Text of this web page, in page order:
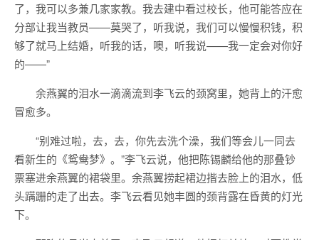
了，我可以多兼几家家教。我去建中看过校长，他可能答应在
分部让我当教员——莫哭了，听我说，我们可以慢慢积钱，积
够了就马上结婚，听我的话，噢，听我说——我一定会对你好
的——”
余燕翼的泪水一滴滴流到李飞云的颈窝里，她背上的汗愈
冒愈多。
“别难过啦，去，去，你先去洗个澡，我们等会儿一同去
看新生的《鸳鸯梦》。”李飞云说，他把陈锡麟给他的那叠钞
票塞进余燕翼的裙袋里。余燕翼捞起裙边揩去脸上的泪水，低
头蹒跚的走了出去。李飞云看见她丰圆的颈背露在昏黄的灯光
下。